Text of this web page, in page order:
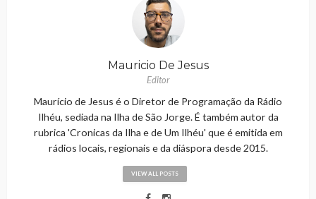
Mauricio De Jesus
Editor
Maurício de Jesus é o Diretor de Programação da Rádio
Ilhéu, sediada na Ilha de São Jorge. É também autor da
rubrica 'Cronicas da Ilha e de Um Ilhéu' que é emitida em
rádios locais, regionais e da diáspora desde 2015.
VIEW ALL POSTS